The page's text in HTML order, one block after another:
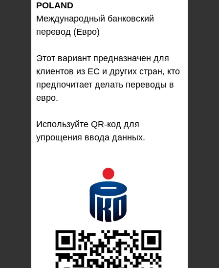
POLAND
Международный банковский
перевод (Евро)
Этот вариант предназначен для
клиентов из ЕС и других стран, кто
предпочитает делать переводы в
евро.
Используйте QR-код для
упрощения ввода данных.